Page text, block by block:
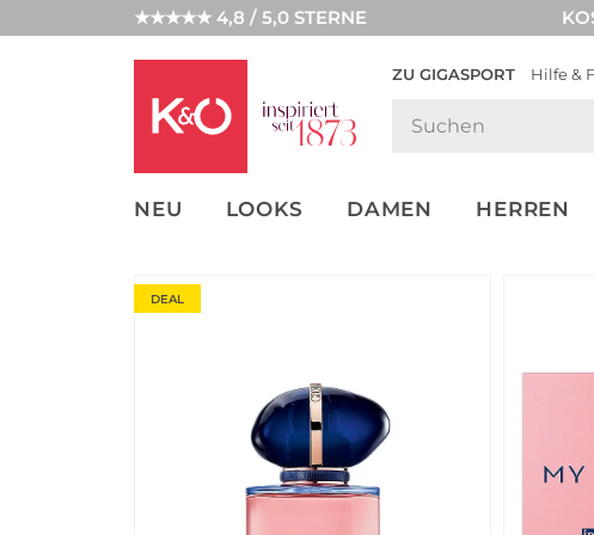
★★★★★ 4,8 / 5,0 STERNE
ZU GIGASPORT Hilfe &
NEU LOOKS DAMEN HERREN
NEW IN
WEDDING
DEAL